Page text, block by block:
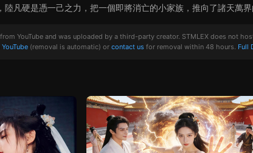
凡硬是憑一己之力，把一個即將消亡的小家族，推向了諸天萬界
YouTube and was uploaded by a third-party creator. STMLEX does not
(removal is automatic) or contact us for removal within 48 hours. Full